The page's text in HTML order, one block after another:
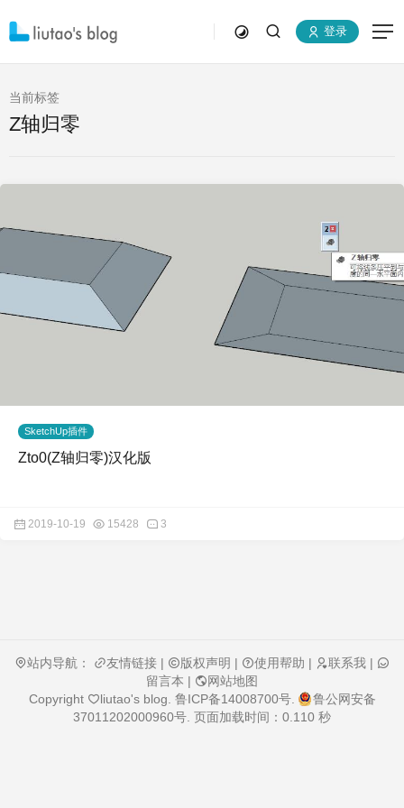
登录
当前标签
Z轴归零
SketchUp插件
Zto0(Z轴归零)汉化版
2019-10-19 15428 3
站内导航： 友情链接 | 版权声明 | 使用帮助 | 联系我 |
留言本 |
网站地图
Copyright
liutao's blog 鲁ICP备14008700号.
鲁公网安备
37011202000960号 . 页面加载时间：0.110 秒